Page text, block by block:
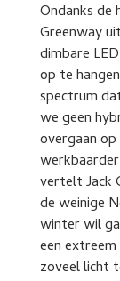
Ondanks de
Greenway
dimbare
op te
spectrum
we geen
overgaan
vertelt Jack
de weinige
winter wil
een
zoveel licht